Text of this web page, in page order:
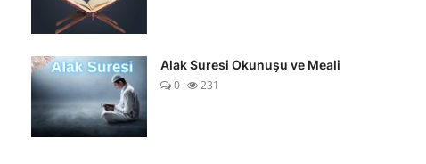
Alak Suresi Okunuşu ve Meali
0
231